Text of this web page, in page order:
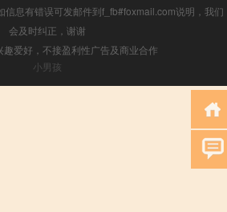
信息有错误可发邮件到f_fb#foxmail.com说明，我们
会及时纠正，谢谢
趣爱好，不接盈利性广告及商业合作
小男孩